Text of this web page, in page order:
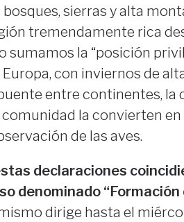
sierras y alta
tremendamente rica
sumamos la “posición
con inviernos de
entre continentes, la
la convierten en
de las aves.
declaraciones
denominado
dirige hasta el